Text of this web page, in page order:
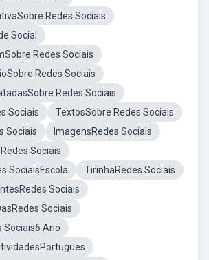
Redes Sociais
Social
Redes Sociais
Redes Sociais
Redes Sociais
Sociais
TextosSobre Redes Sociais
Sociais
ImagensRedes Sociais
Sociais
SociaisEscola
TirinhaRedes Sociais
Sociais
Sociais
Sociais6 Ano